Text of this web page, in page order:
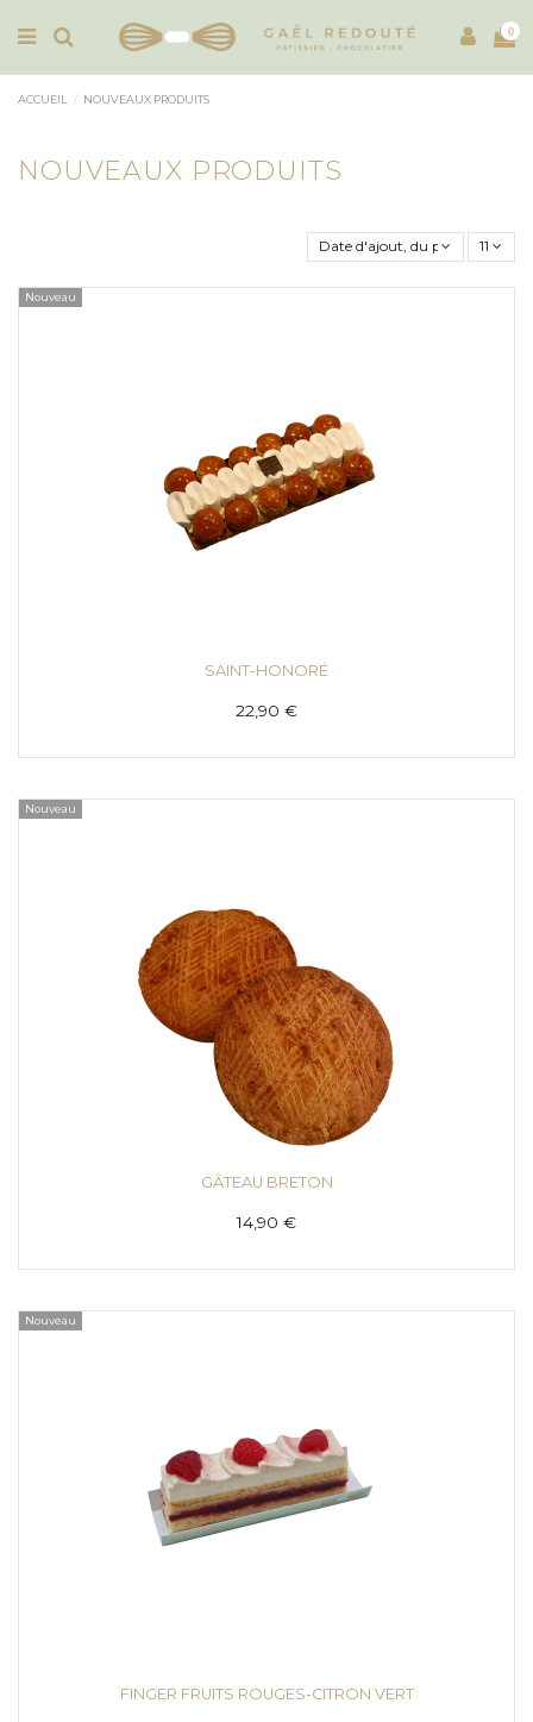
0
ACCUEIL NOUVEAUX PRODUITS
NOUVEAUX PRODUITS
Date d'ajout, du plus récent au
11
Nouveau
SAINT-HONORÉ
22,90 €
Nouveau
GÂTEAU BRETON
14,90 €
Nouveau
FINGER FRUITS ROUGES-CITRON VERT